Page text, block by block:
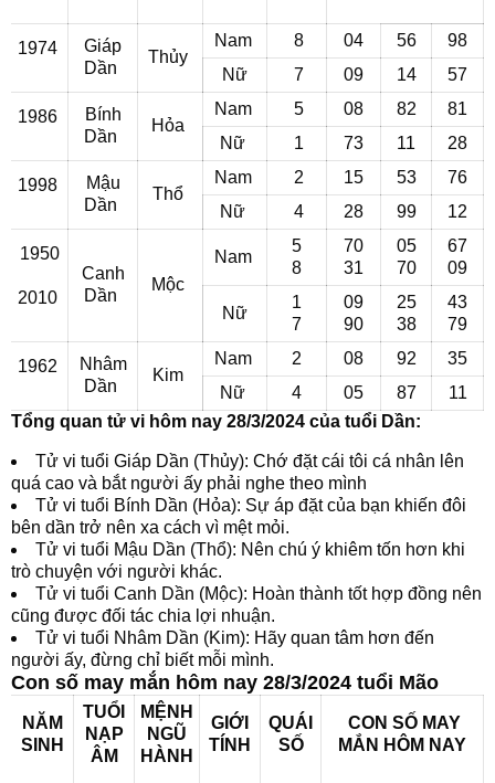
1974
Giáp
Dần
Thủy
Nam 8 04 56
98
Nữ
7 09 14 57
1986
Bính
Dần
Hỏa
Nam 5 08 82
81
Nữ
1 73 11 28
1998
Mậu
Dần
Thổ
Nam 2 15 53
76
Nữ
4 28 99 12
1950
2010
Canh
Dần
Mộc
Nam
5
8
70
31
05
70
67
09
Nữ
1
7
09
90
25
38
43
79
1962
Nhâm
Dần
Kim
Nam 2 08 92
35
Nữ
4 05 87
11
Tổng quan tử vi hôm nay 28/3/2024 của tuổi Dần:
Tử vi tuổi Giáp Dần (Thủy): Chớ đặt cái tôi cá nhân lên
quá cao và bắt người ấy phải nghe theo mình
Tử vi tuổi Bính Dần (Hỏa): Sự áp đặt của bạn khiến đôi
bên dần trở nên xa cách vì mệt mỏi.
Tử vi tuổi Mậu Dần (Thổ): Nên chú ý khiêm tốn hơn khi
trò chuyện với người khác.
Tử vi tuổi Canh Dần (Mộc): Hoàn thành tốt hợp đồng nên
cũng được đối tác chia lợi nhuận.
Tử vi tuổi Nhâm Dần (Kim): Hãy quan tâm hơn đến
người ấy, đừng chỉ biết mỗi mình.
Con số may mắn hôm nay 28/3/2024 tuổi Mão
NĂM
SINH
TUỔI
NẠP
ÂM
MỆNH
NGŨ
HÀNH
GIỚI
TÍNH
QUÁI
SỐ
CON SỐ MAY
MẮN HÔM NAY